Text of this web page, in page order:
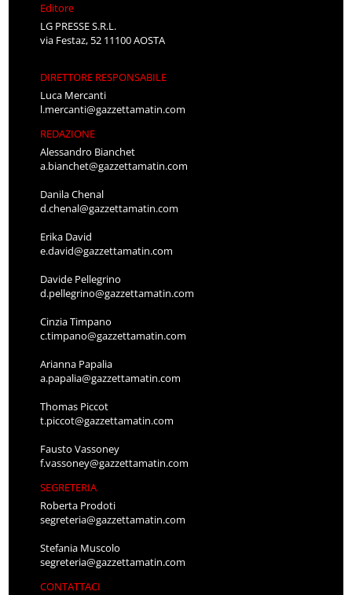
Editore
LG PRESSE S.R.L.
via Festaz, 52 11100 AOSTA
DIRETTORE RESPONSABILE
Luca Mercanti
l.mercanti@gazzettamatin.com
REDAZIONE
Alessandro Bianchet
a.bianchet@gazzettamatin.com
Danila Chenal
d.chenal@gazzettamatin.com
Erika David
e.david@gazzettamatin.com
Davide Pellegrino
d.pellegrino@gazzettamatin.com
Cinzia Timpano
c.timpano@gazzettamatin.com
Arianna Papalia
a.papalia@gazzettamatin.com
Thomas Piccot
t.piccot@gazzettamatin.com
Fausto Vassoney
f.vassoney@gazzettamatin.com
SEGRETERIA
Roberta Prodoti
segreteria@gazzettamatin.com
Stefania Muscolo
segreteria@gazzettamatin.com
CONTATTACI